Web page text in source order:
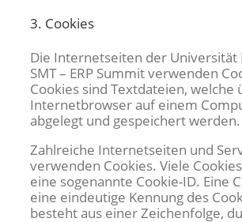
3. Cookies
Die Internetseiten der Universität
SMT – ERP Summit verwenden
Cookies sind Textdateien, welche
Internetbrowser auf einem
abgelegt und gespeichert werden.
Zahlreiche Internetseiten und
verwenden Cookies. Viele
eine sogenannte Cookie-ID. Eine
eine eindeutige Kennung des
besteht aus einer Zeichenfolge,